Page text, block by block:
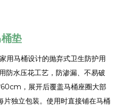
垫
用马桶设计的抛弃式卫生防护用
防水压花工艺，防渗漏、不易破
，展开后覆盖马桶座圈大部
片独立包装。使用时直接铺在马桶